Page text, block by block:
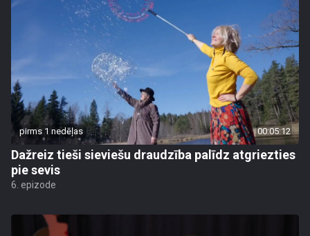
pirms 1 nedēļas 00:05:12
Dažreiz tieši sieviešu draudzība palīdz atgriezties
pie sevis
6. epizode